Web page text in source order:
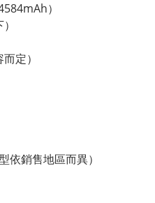
）
定）
依銷售地區而異）